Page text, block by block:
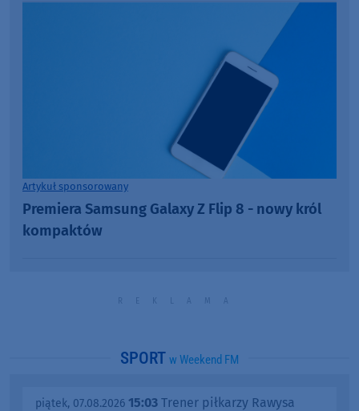
Artykuł sponsorowany
Premiera Samsung Galaxy Z Flip 8 - nowy król
kompaktów
SPORT w Weekend FM
piątek, 07.08.2026 15:03 Trener piłkarzy Rawysa